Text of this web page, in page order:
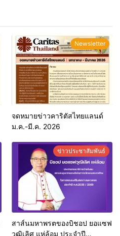
Newsletter
จดหมายข่าวคาริตัสไทยแลนด์
ม.ค.-มี.ค. 2026
ข่าวประชาสัมพันธ์
สาส์นมหาพรตของบิชอป ยอแซฟ
วุฒิเลิศ แห่ล้อม ประจำปี